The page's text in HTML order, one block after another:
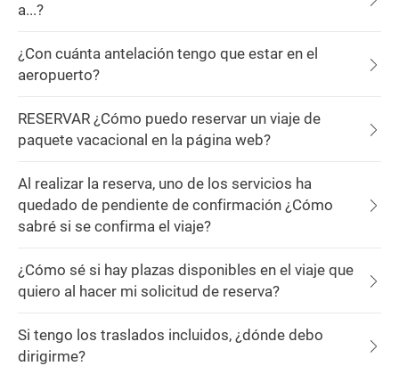
a...?
¿Con cuánta antelación tengo que estar en el
aeropuerto?
RESERVAR ¿Cómo puedo reservar un viaje de
paquete vacacional en la página web?
Al realizar la reserva, uno de los servicios ha
quedado de pendiente de confirmación ¿Cómo
sabré si se confirma el viaje?
¿Cómo sé si hay plazas disponibles en el viaje que
quiero al hacer mi solicitud de reserva?
Si tengo los traslados incluidos, ¿dónde debo
dirigirme?